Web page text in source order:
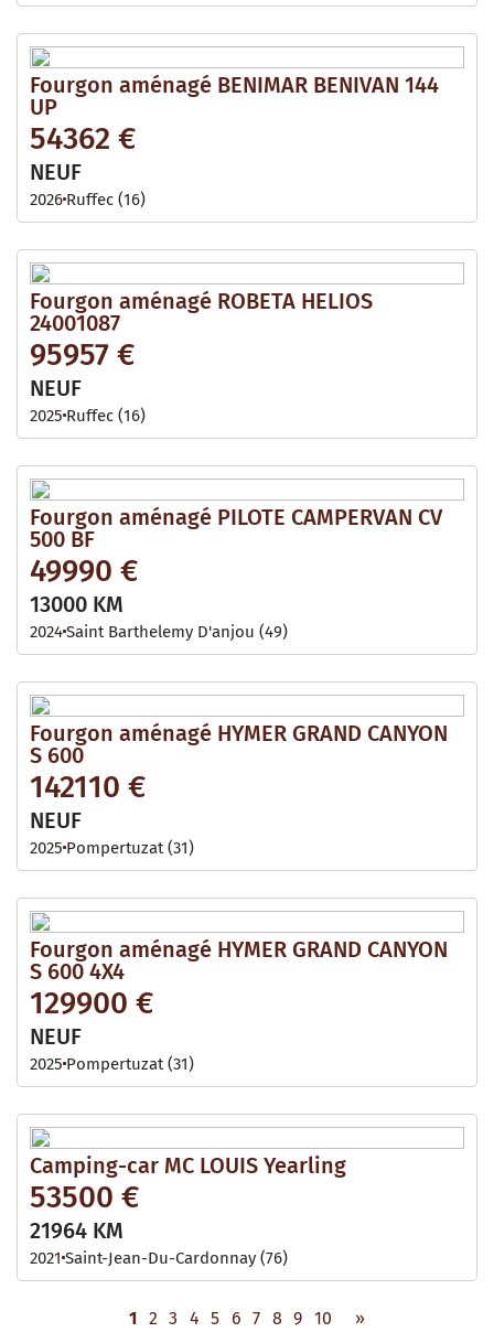
Fourgon aménagé BENIMAR BENIVAN 144
UP
54362 €
NEUF
2026 Ruffec (16)
Fourgon aménagé ROBETA HELIOS
24001087
95957 €
NEUF
2025 Ruffec (16)
Fourgon aménagé PILOTE CAMPERVAN CV
500 BF
49990 €
13000 KM
2024Saint Barthelemy D'anjou (49)
Fourgon aménagé HYMER GRAND CANYON
S 600
142110 €
NEUF
2025 Pompertuzat (31)
Fourgon aménagé HYMER GRAND CANYON
S 600 4X4
129900 €
NEUF
2025 Pompertuzat (31)
Camping-car MC LOUIS Yearling
53500 €
21964 KM
2021 Saint-Jean-Du-Cardonnay (76)
1 2 3 4 5 6 7 8 9 10 »